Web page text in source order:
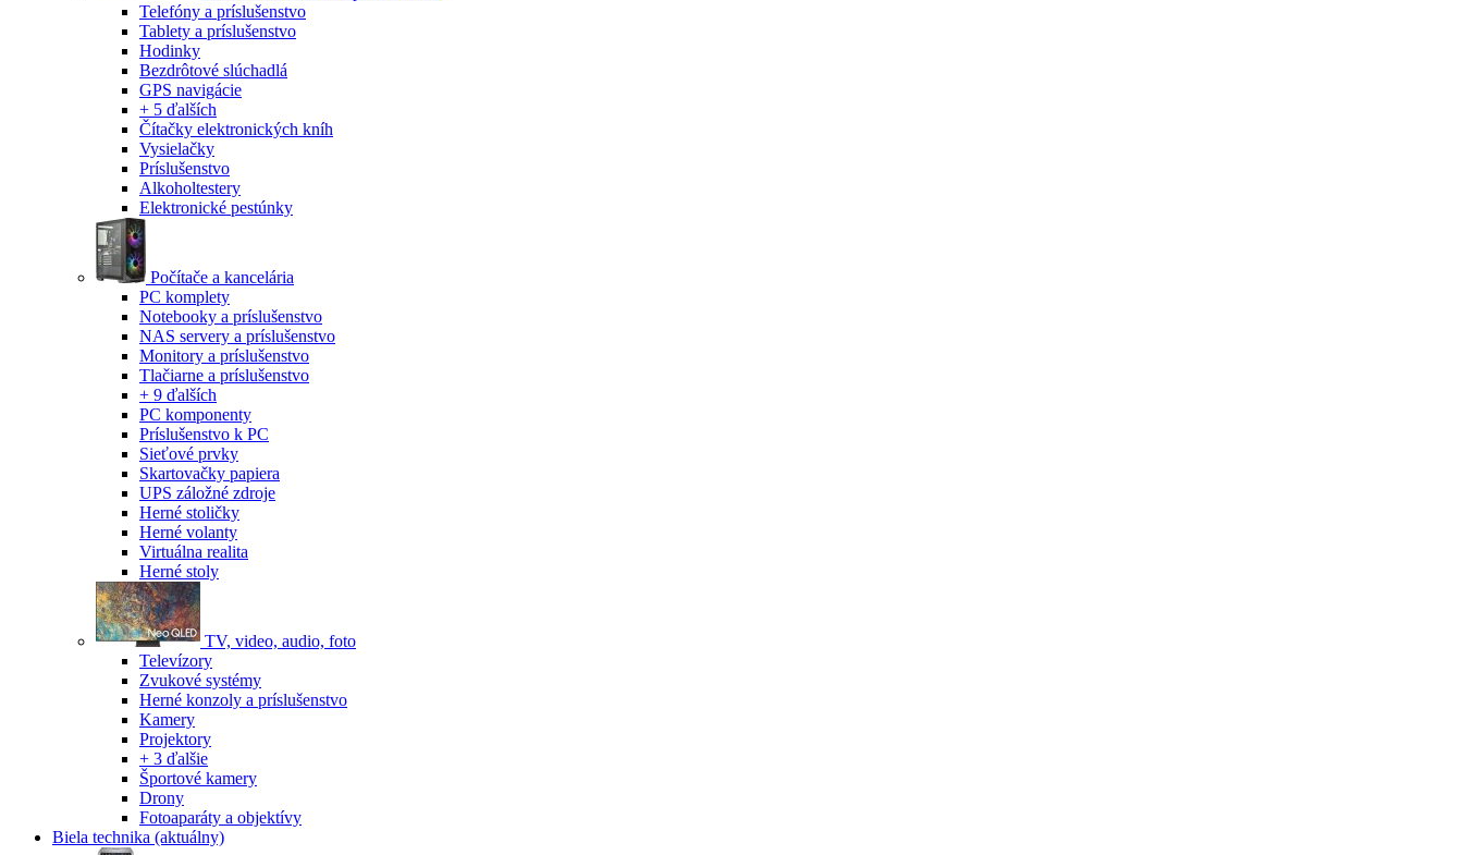
Telefóny a príslušenstvo
Tablety a príslušenstvo
Hodinky
Bezdrôtové slúchadlá
GPS navigácie
+ 5 ďalších
Čítačky elektronických kníh
Vysielačky
Príslušenstvo
Alkoholtestery
Elektronické pestúnky
Počítače a kancelária
PC komplety
Notebooky a príslušenstvo
NAS servery a príslušenstvo
Monitory a príslušenstvo
Tlačiarne a príslušenstvo
+ 9 ďalších
PC komponenty
Príslušenstvo k PC
Sieťové prvky
Skartovačky papiera
UPS záložné zdroje
Herné stoličky
Herné volanty
Virtuálna realita
Herné stoly
TV, video, audio, foto
Televízory
Zvukové systémy
Herné konzoly a príslušenstvo
Kamery
Projektory
+ 3 ďalšie
Športové kamery
Drony
Fotoaparáty a objektívy
Biela technika (aktuálny)